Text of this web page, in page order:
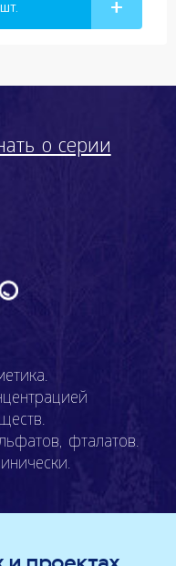
шт.
о серии
фталатов.